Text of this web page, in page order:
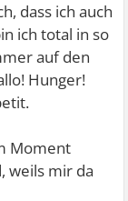
dass ich auch
ich total in so
auf den
Hunger!
Moment
weils mir da